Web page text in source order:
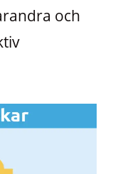
och